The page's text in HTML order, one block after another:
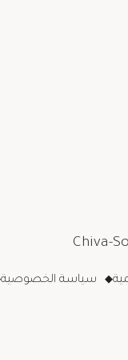
Chiva-
سياسة الخصوصية